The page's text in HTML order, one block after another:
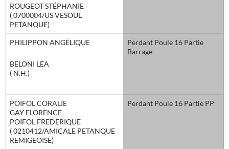
ROUGEOT STÉPHANIE
( 0700004/US VESOUL
PETANQUE)
PHILIPPON ANGÉLIQUE
BELONI LEA
( N.H.)
Perdant Poule 16 Partie
Barrage
POIFOL CORALIE
GAY FLORENCE
POIFOL FREDERIQUE
( 0210412/AMICALE PETANQUE
REMIGEOISE)
Perdant Poule 16 Partie PP